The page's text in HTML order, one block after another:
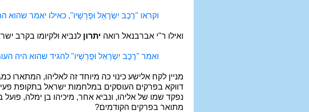
וקראו "רֶכֶב יִשְׂרָאֵל וּפָרָשָׁיו", כאילו יאמר
ואילו ר"י אברבנאל רואה יתרון לנביא ולקיומו בקרב
ואמר "רֶכֶב יִשְׂרָאֵל וּפָרָשָׁיו" להגיד שהוא היה
מניין לקח אלישע כינוי כה מיוחד זה לאליהו,
דווקא בפרקים העוסקים במלחמות ישראל בתקופת
נפקד שמו של אליהו, ונביא אחר, מיכיהו בן ימלה,
מתואר בפרקים הקודמים?